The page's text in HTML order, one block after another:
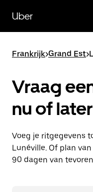
naar
hoofdinhoud
Uber
Frankrijk>Grand Est>
Vraag
nu of
Voeg je ritgegevens
Lunéville. Of plan
90 dagen van